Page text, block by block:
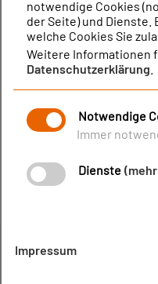
Abklärung. Wenn in
oder Sie an einer
Darmerkrankung leiden,
Darmspiegelung schon
Bei der
von Darmkrebs erkannt
tatsächlich ein Krebs
eine Behandlung. Der
Heilungschancen enorm.
notwendige Cookies
der Seite) und
welche Cookies Sie
Weitere Informationen
Datenschutzerklärung
Notwendige
Immer
Dienste
Impressum